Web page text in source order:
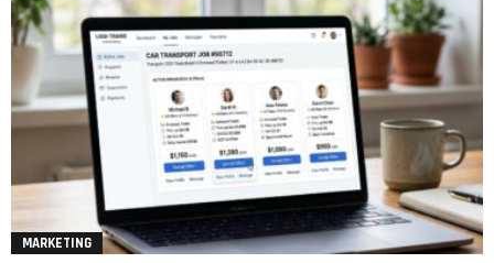
MARKETING